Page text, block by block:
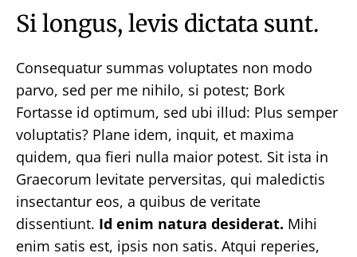
Si longus, levis dictata sunt.
Consequatur summas voluptates non modo
parvo, sed per me nihilo, si potest; Bork
Fortasse id optimum, sed ubi illud: Plus semper
voluptatis? Plane idem, inquit, et maxima
quidem, qua fieri nulla maior potest. Sit ista in
Graecorum levitate perversitas, qui maledictis
insectantur eos, a quibus de veritate
dissentiunt. Id enim natura desiderat. Mihi
enim satis est, ipsis non satis. Atqui reperies,